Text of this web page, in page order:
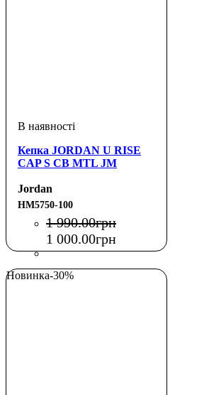
Кепка JORDAN U RISE
CAP S CB MTL JM
Jordan
HM5750-100
1 990.00грн
1 000.00грн
Новинка-30%